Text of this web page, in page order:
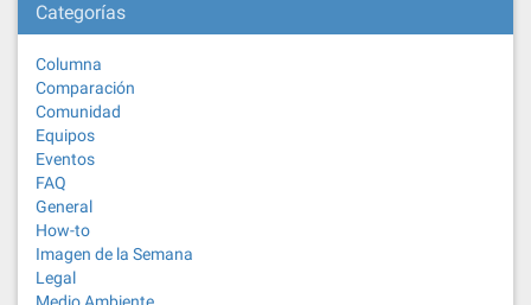
Categorías
Columna
Comparación
Comunidad
Equipos
Eventos
FAQ
General
How-to
Imagen de la Semana
Legal